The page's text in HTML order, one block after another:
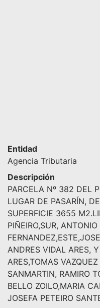
Entidad
Agencia Tributaria
Descripción
PARCELA Nº 382 DEL
LUGAR DE PASARÍN,
SUPERFICIE 3655
PIÑEIRO,SUR, ANTONIO
ANDRES VIDAL ARES,
ARES,TOMAS
SANMARTIN, RAMIRO
BELLO ZOILO,MARIA
JOSEFA PETEIRO